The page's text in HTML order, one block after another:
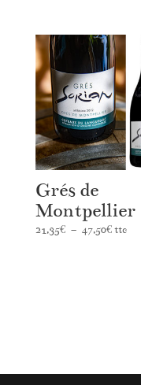
17,25€
à
38,00€
Grés de
Montpellier
21,35€ – 47,50€Plage
ttc